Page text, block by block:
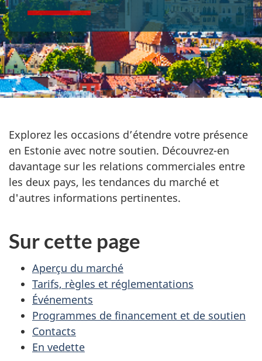
Explorez les occasions d’étendre votre présence
en Estonie avec notre soutien. Découvrez-en
davantage sur les relations commerciales entre
les deux pays, les tendances du marché et
d'autres informations pertinentes.
Sur cette page
Aperçu du marché
Tarifs, règles et réglementations
Événements
Programmes de financement et de soutien
Contacts
En vedette